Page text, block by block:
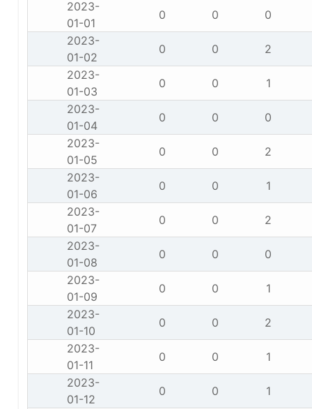
2023-
01-01
0 0
0
2023-
01-02
0 0
2
2023-
01-03
0 0
1
2023-
01-04
0 0
0
2023-
01-05
0 0
2
2023-
01-06
0 0
1
2023-
01-07
0 0
2
2023-
01-08
0 0
0
2023-
01-09
0 0
1
2023-
01-10
0 0
2
2023-
01-11
0 0
1
2023-
01-12
0 0
1